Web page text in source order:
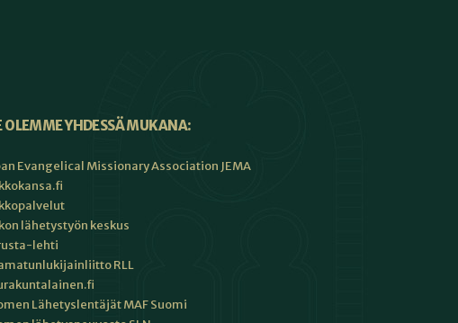
OLEMME YHDESSÄ MUKANA:
Evangelical Missionary Association JEMA
lähetystyön keskus
lehti
RLL
Lähetyslentäjät MAF Suomi